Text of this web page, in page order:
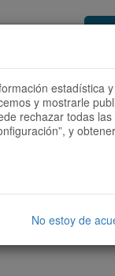
Cómo
estadística
y mostrarle
rechazar todas
y
No estoy de